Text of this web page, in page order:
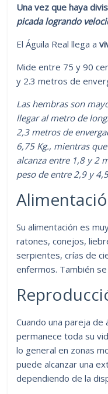
Una vez que haya
picada logrando
El Águila Real llega a
Mide entre 75 y 90
y 2.3 metros de
Las hembras son
llegar al metro de
2,3 metros de
6,75 Kg., mientras
alcanza entre 1,8 y 2
peso de entre 2,9 y
Su alimentación es
ratones, conejos,
serpientes, crías de
enfermos. También
Cuando una pareja
permanece toda su
lo general en zonas
puede alcanzar una
dependiendo de la